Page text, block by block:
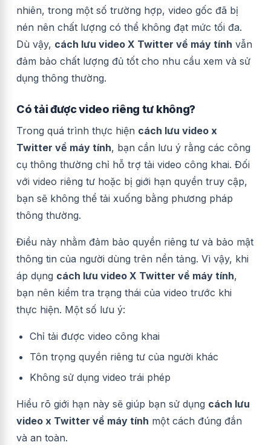
nhiên, trong một số trường hợp, video gốc đã bị
nén nên chất lượng có thể không đạt mức tối đa.
Dù vậy, cách lưu video X Twitter về máy tính vẫn
đảm bảo chất lượng đủ tốt cho nhu cầu xem và sử
dụng thông thường.
Có tải được video riêng tư không?
Trong quá trình thực hiện cách lưu video x
Twitter về máy tính, bạn cần lưu ý rằng các công
cụ thông thường chỉ hỗ trợ tải video công khai. Đối
với video riêng tư hoặc bị giới hạn quyền truy cập,
bạn sẽ không thể tải xuống bằng phương pháp
thông thường.
Điều này nhằm đảm bảo quyền riêng tư và bảo mật
thông tin của người dùng trên nền tảng. Vì vậy, khi
áp dụng cách lưu video X Twitter về máy tính,
bạn nên kiểm tra trạng thái của video trước khi
thực hiện. Một số lưu ý:
Chỉ tải được video công khai
Tôn trọng quyền riêng tư của người khác
Không sử dụng video trái phép
Hiểu rõ giới hạn này sẽ giúp bạn sử dụng cách lưu
video x Twitter về máy tính một cách đúng đắn
và an toàn.